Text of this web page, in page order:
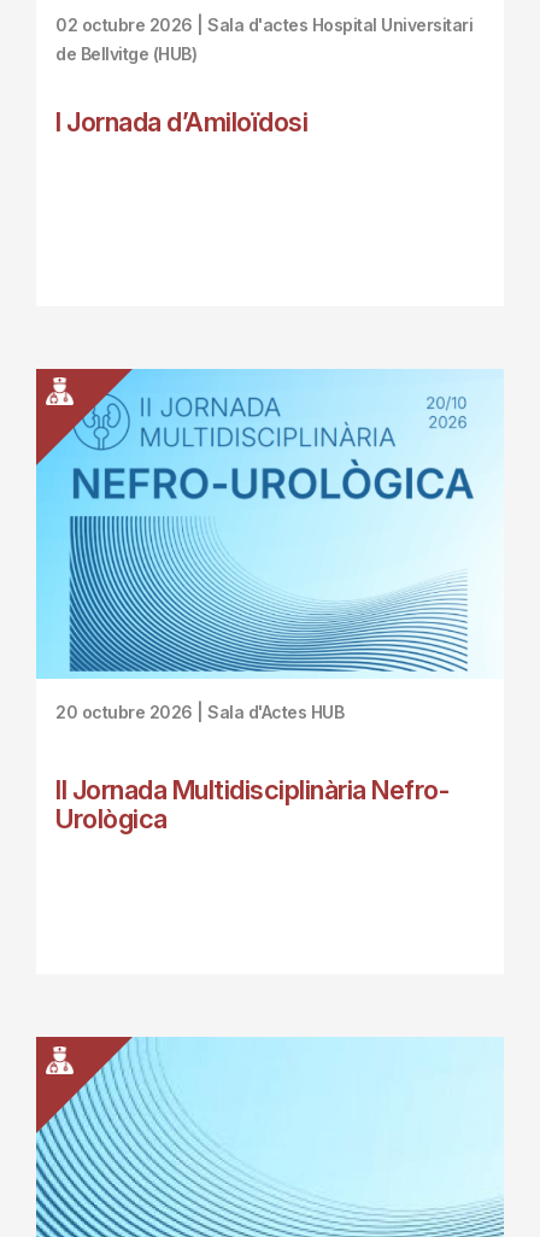
02 octubre 2026 | Sala d'actes Hospital Universitari
de Bellvitge (HUB)
I Jornada d’Amiloïdosi
20 octubre 2026 | Sala d'Actes HUB
II Jornada Multidisciplinària Nefro-
Urològica